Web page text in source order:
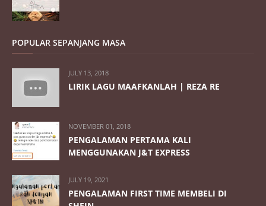
POPULAR SEPANJANG MASA
JULY 13, 2018
LIRIK LAGU MAAFKANLAH | REZA RE
NOVEMBER 01, 2018
PENGALAMAN PERTAMA KALI
MENGGUNAKAN J&T EXPRESS
JULY 19, 2021
PENGALAMAN FIRST TIME MEMBELI DI